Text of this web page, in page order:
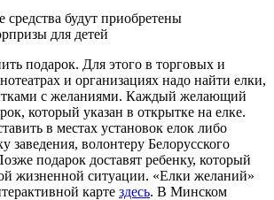
средства будут приобретены
для детей
подарок. Для этого в торговых и
и организациях надо найти елки,
с желаниями. Каждый желающий
который указан в открытке на елке.
в местах установок елок либо
заведения, волонтеру Белорусского
подарок доставят ребенку, который
жизненной ситуации. «Елки желаний»
карте здесь. В Минском